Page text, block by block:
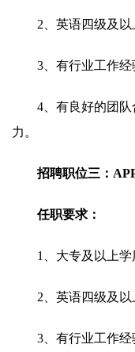
2、英语四级及以
3、有行业工作经
4、有良好的团
力。
招聘职位三：
任职要求：
1、大专及以上学
2、英语四级及以
3、有行业工作经